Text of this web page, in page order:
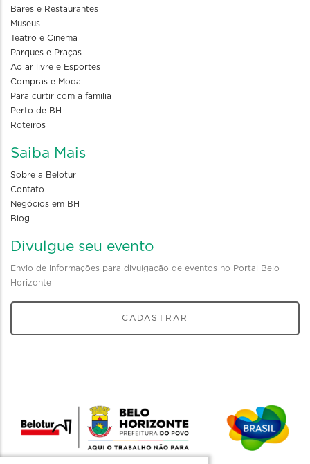
Bares e Restaurantes
Museus
Teatro e Cinema
Parques e Praças
Ao ar livre e Esportes
Compras e Moda
Para curtir com a familia
Perto de BH
Roteiros
Saiba Mais
Sobre a Belotur
Contato
Negócios em BH
Blog
Divulgue seu evento
Envio de informações para divulgação de eventos no Portal Belo
Horizonte
CADASTRAR